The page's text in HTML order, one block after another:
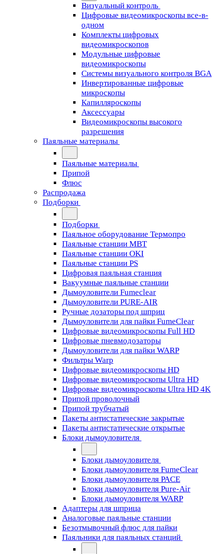
Визуальный контроль
Цифровые видеомикроскопы все-в-
одном
Комплекты цифровых
видеомикроскопов
Модульные цифровые
видеомикроскопы
Cистемы визуального контроля BGA
Инвертированные цифровые
микроскопы
Капилляроскопы
Аксессуары
Видеомикроскопы высокого
разрешения
Паяльные материалы
Паяльные материалы
Припой
Флюс
Распродажа
Подборки
Подборки
Паяльное оборудование Термопро
Паяльные станции MBT
Паяльные станции OKI
Паяльные станции PS
Цифровая паяльная станция
Вакуумные паяльные станции
Дымоуловители Fumeclear
Дымоуловители PURE-AIR
Ручные дозаторы под шприц
Дымоуловители для пайки FumeClear
Цифровые видеомикроскопы Full HD
Цифровые пневмодозаторы
Дымоуловители для пайки WARP
Фильтры Warp
Цифровые видеомикроскопы HD
Цифровые видеомикроскопы Ultra HD
Цифровые видеомикроскопы Ultra HD 4K
Припой проволочный
Припой трубчатый
Пакеты антистатические закрытые
Пакеты антистатические открытые
Блоки дымоуловителя
Блоки дымоуловителя
Блоки дымоуловителя FumeClear
Блоки дымоуловителя PACE
Блоки дымоуловителя Pure-Air
Блоки дымоуловителя WARP
Адаптеры для шприца
Аналоговые паяльные станции
Безотмывочный флюс для пайки
Паяльники для паяльных станций